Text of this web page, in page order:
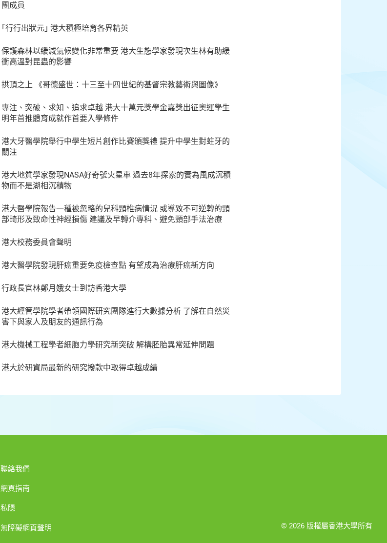
團成員
｢行行出狀元｣ 港大積極培育各界精英
保護森林以緩減氣候變化非常重要 港大生態學家發現次生林有助緩
衝高溫對昆蟲的影響
拱頂之上 《哥德盛世：十三至十四世紀的基督宗教藝術與圖像》
專注、突破、求知、追求卓越 港大十萬元獎學金嘉獎出征奧運學生
明年首推體育成就作首要入學條件
港大牙醫學院舉行中學生短片創作比賽頒獎禮 提升中學生對蛀牙的
關注
港大地質學家發現NASA好奇號火星車 過去8年探索的實為風成沉積
物而不是湖相沉積物
港大醫學院報告一種被忽略的兒科頸椎病情況 或導致不可逆轉的頸
部畸形及致命性神經損傷 建議及早轉介專科、避免頸部手法治療
港大校務委員會聲明
港大醫學院發現肝癌重要免疫檢查點 有望成為治療肝癌新方向
行政長官林鄭月娥女士到訪香港大學
港大經管學院學者帶領國際研究團隊進行大數據分析 了解在自然災
害下與家人及朋友的通訊行為
港大機械工程學者細胞力學研究新突破 解構胚胎異常延伸問題
港大於研資局最新的研究撥款中取得卓越成績
聯絡我們
網頁指南
私隱
無障礙網頁聲明 © 2026 版權屬香港大學所有